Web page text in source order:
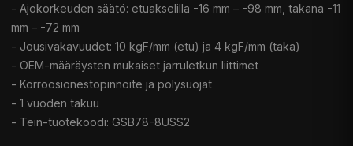
- Ajokorkeuden säätö: etuakselilla -16 mm – -98 mm, takana -11
mm – -72 mm
- Jousivakavuudet: 10 kgF/mm (etu) ja 4 kgF/mm (taka)
- OEM-määräysten mukaiset jarruletkun liittimet
- Korroosionestopinnoite ja pölysuojat
- 1 vuoden takuu
- Tein-tuotekoodi: GSB78-8USS2